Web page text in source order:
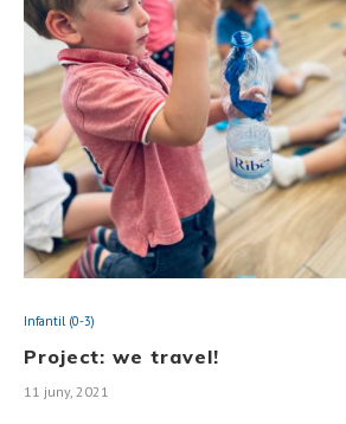
Infantil (0-3)
Project: we travel!
11 juny, 2021